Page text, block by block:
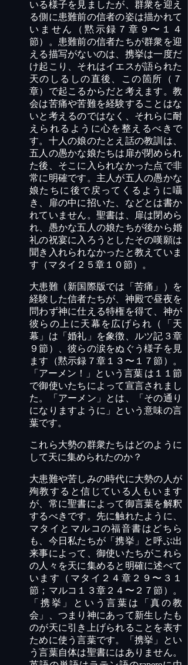
いる様子を見ましたが、群衆を迎え
る側に患難前の信者の姿は描かれて
いません（黙示録７章９〜１４
節）。患難前の信者たちが群衆を迎
える描写がないのは、携挙は一度だ
け起こり、それはイエスが語られた
天のしるしの直後、この箇所（７
章）で起こるからだと考えます。教
会は苦痛や苦難を経験することはな
いと考えるのではなく、それらに耐
えられるように心を整えるべきで
す。十人の娘のたとえ話の教訓は、
五人の愚かな娘たちは扉が閉められ
た後、そこに入られなかった点で非
常に明確です。主人が五人の愚かな
娘たちに後で戻ってくるように囁
き、扉の中に招いた、などとは書か
れていません。聖書は、扉は閉めら
れ、愚かな五人の娘たちが後から婚
礼の祝宴に入ろうとしたその嘆願は
聞き入れられなかったと教えていま
す（マタイ２５章１０節）。
大患難（新国際版では「苦痛」）を
経験した信者たちが、神殿で昼夜を
問わず神に仕える特権を得て、神が
彼らの上に天幕を広げられ（「天
幕」は「婚礼」を象徴、ルツ記３章
９節）、彼らの涙をぬぐう様子を見
ます（黙示録７章１３〜１７節）。
「アーメン！」という言葉 は１１節
で御使いたちによって宣言されまし
た。「アーメン」とは、「その通り
になりますように」という意味の言
葉です。
これら大勢の群衆たちはどのように
して天に集められたのか？
大患難や苦しみの時代に大勢の人が
殉教すると信じている人もいます
が、常に聖書によって御言葉を解釈
するべきです。先に触れたように、
マタイとマルコの福音書はどちら
も、今日私たちが「携挙」と呼ぶ出
来事によって、御使いたちがこれら
の人々を天に集めると明確に述べて
います（マタイ２４章２９〜３１
節；マルコ１３章２４〜２７節）。
「携挙」という言葉は「真の教
会」、つまり神にあって新生したも
のが天に引き上げられることを表す
ために使う言葉です。「携挙」とい
う言葉自体は聖書にはありません。